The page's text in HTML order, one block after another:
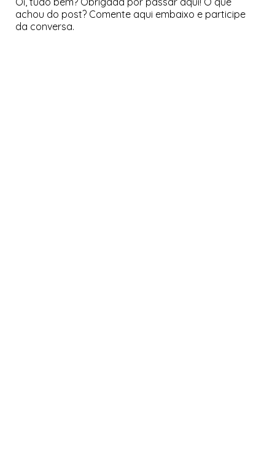
achou do post? Comente aqui embaixo e participe
da conversa.